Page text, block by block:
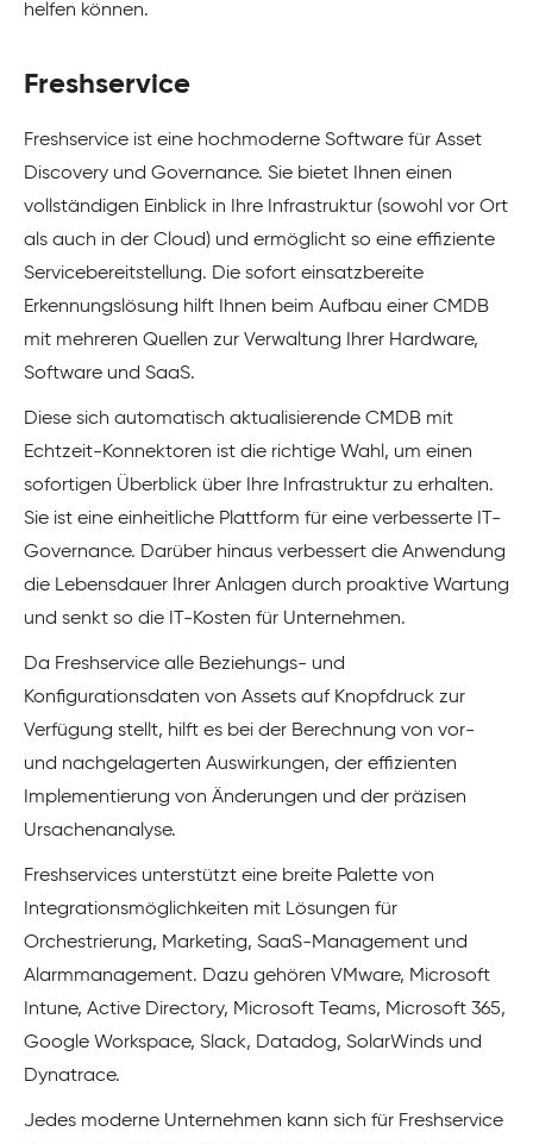
helfen können.
Freshservice
Freshservice ist eine hochmoderne Software für Asset
Discovery und Governance. Sie bietet Ihnen einen
vollständigen Einblick in Ihre Infrastruktur (sowohl vor Ort
als auch in der Cloud) und ermöglicht so eine effiziente
Servicebereitstellung. Die sofort einsatzbereite
Erkennungslösung hilft Ihnen beim Aufbau einer CMDB
mit mehreren Quellen zur Verwaltung Ihrer Hardware,
Software und SaaS.
Diese sich automatisch aktualisierende CMDB mit
Echtzeit-Konnektoren ist die richtige Wahl, um einen
sofortigen Überblick über Ihre Infrastruktur zu erhalten.
Sie ist eine einheitliche Plattform für eine verbesserte IT-
Governance. Darüber hinaus verbessert die Anwendung
die Lebensdauer Ihrer Anlagen durch proaktive Wartung
und senkt so die IT-Kosten für Unternehmen.
Da Freshservice alle Beziehungs- und
Konfigurationsdaten von Assets auf Knopfdruck zur
Verfügung stellt, hilft es bei der Berechnung von vor-
und nachgelagerten Auswirkungen, der effizienten
Implementierung von Änderungen und der präzisen
Ursachenanalyse.
Freshservices unterstützt eine breite Palette von
Integrationsmöglichkeiten mit Lösungen für
Orchestrierung, Marketing, SaaS-Management und
Alarmmanagement. Dazu gehören VMware, Microsoft
Intune, Active Directory, Microsoft Teams, Microsoft 365,
Google Workspace, Slack, Datadog, SolarWinds und
Dynatrace.
Jedes moderne Unternehmen kann sich für Freshservice